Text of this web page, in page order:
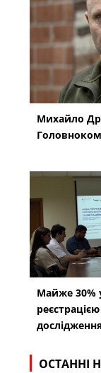
Михайло
Майже 30%
ОСТАННІ